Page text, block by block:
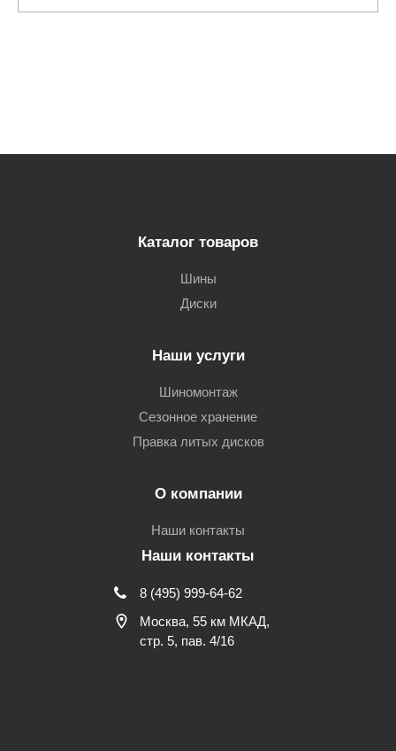
Каталог товаров
Шины
Диски
Наши услуги
Шиномонтаж
Сезонное хранение
Правка литых дисков
О компании
Наши контакты
Наши контакты
8 (495) 999-64-62
Москва, 55 км МКАД,
стр. 5, пав. 4/16